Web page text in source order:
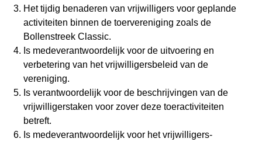
Het tijdig benaderen van vrijwilligers voor geplande
activiteiten binnen de toervereniging zoals de
Bollenstreek Classic.
Is medeverantwoordelijk voor de uitvoering en
verbetering van het vrijwilligersbeleid van de
vereniging.
Is verantwoordelijk voor de beschrijvingen van de
vrijwilligerstaken voor zover deze toeractiviteiten
betreft.
Is medeverantwoordelijk voor het vrijwilligers-